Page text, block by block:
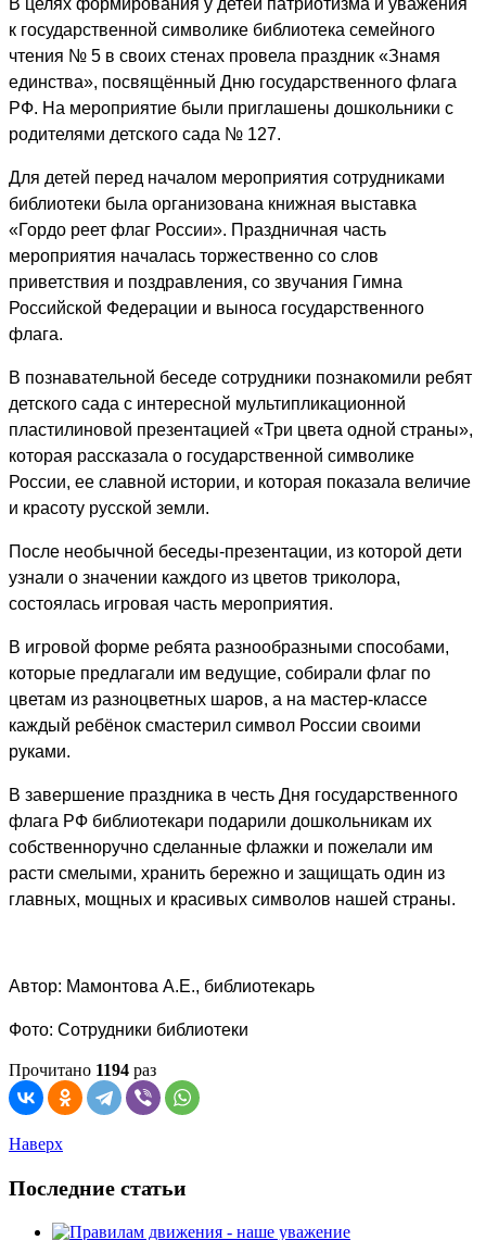
к государственной символике библиотека семейного
чтения № 5 в своих стенах провела праздник «Знамя
единства», посвящённый Дню государственного флага
РФ. На мероприятие были приглашены дошкольники с
родителями детского сада № 127.
Для детей перед началом мероприятия сотрудниками
библиотеки была организована книжная выставка
«Гордо реет флаг России». Праздничная часть
мероприятия началась торжественно со слов
приветствия и поздравления, со звучания Гимна
Российской Федерации и выноса государственного
флага.
В познавательной беседе сотрудники познакомили ребят
детского сада с интересной мультипликационной
пластилиновой презентацией «Три цвета одной страны»,
которая рассказала о государственной символике
России, ее славной истории, и которая показала величие
и красоту русской земли.
После необычной беседы-презентации, из которой дети
узнали о значении каждого из цветов триколора,
состоялась игровая часть мероприятия.
В игровой форме ребята разнообразными способами,
которые предлагали им ведущие, собирали флаг по
цветам из разноцветных шаров, а на мастер-классе
каждый ребёнок смастерил символ России своими
руками.
В завершение праздника в честь Дня государственного
флага РФ библиотекари подарили дошкольникам их
собственноручно сделанные флажки и пожелали им
расти смелыми, хранить бережно и защищать один из
главных, мощных и красивых символов нашей страны.
Автор: Мамонтова А.Е., библиотекарь
Фото: Сотрудники библиотеки
Прочитано 1194 раз
Наверх
Последние статьи